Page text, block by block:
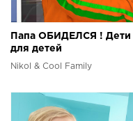
Папа ОБИДЕЛСЯ ! Дети
для детей
Nikol & Cool Family